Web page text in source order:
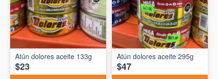
Atún dolores aceite 133g
$23
Atún dolores aceite 295g
$47